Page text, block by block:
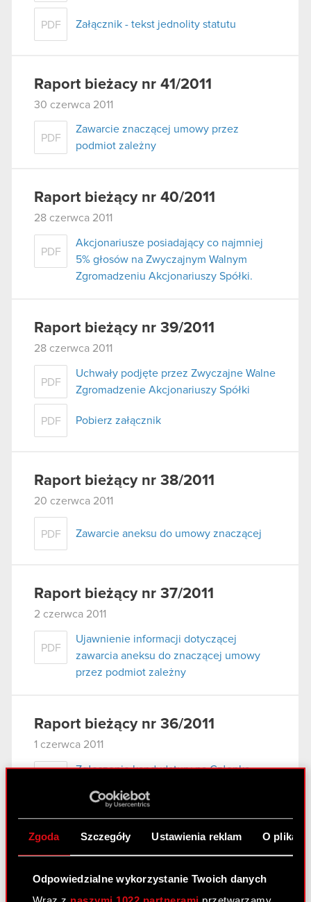
Zgoda Szczegóły Ustawienia reklam O
Odpowiedzialne wykorzystanie Twoich danych
PDF Załącznik - tekst jednolity statutu
Raport bieżacy nr 41/2011
30 czerwca 2011
PDF
Zawarcie znaczącej umowy przez
podmiot zależny
Raport bieżący nr 40/2011
28 czerwca 2011
PDF
Akcjonariusze posiadający co najmniej
5% głosów na Zwyczajnym Walnym
Zgromadzeniu Akcjonariuszy Spółki.
Raport bieżący nr 39/2011
28 czerwca 2011
PDF
Uchwały podjęte przez Zwyczajne Walne
Zgromadzenie Akcjonariuszy Spółki
PDF Pobierz załącznik
Raport bieżący nr 38/2011
20 czerwca 2011
PDF Zawarcie aneksu do umowy znaczącej
Raport bieżący nr 37/2011
2 czerwca 2011
PDF
Ujawnienie informacji dotyczącej
zawarcia aneksu do znaczącej umowy
przez podmiot zależny
Raport bieżący nr 36/2011
1 czerwca 2011
Zgłoszenie kandydatury na Członka
PDF Pobierz załącznik
Raport bieżący nr 35/2011
1 czerwca 2011